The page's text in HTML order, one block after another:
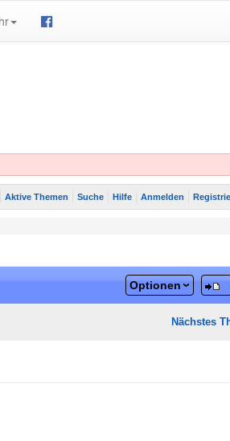
Aktive Themen Suche Hilfe Anmelden
Optionen
Nächstes